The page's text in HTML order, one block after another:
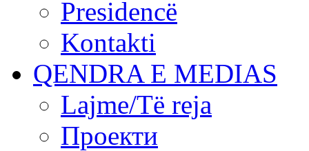
Presidencë
Kontakti
QENDRA E MEDIAS
Lajme/Të reja
Проекти